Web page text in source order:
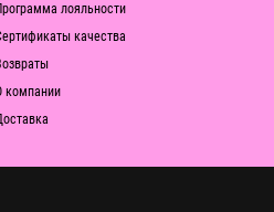
лояльности
качества
компании